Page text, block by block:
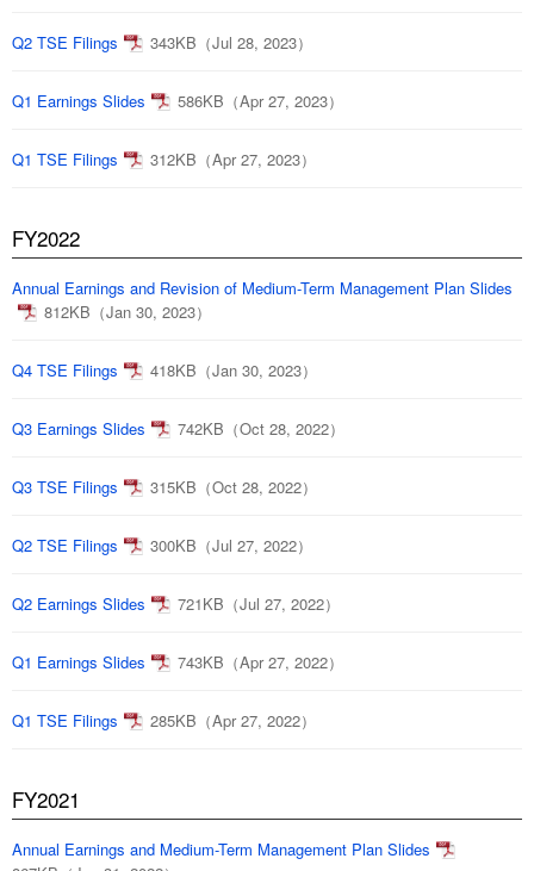
Q2 TSE Filings 343KB（Jul 28, 2023）
Q1 Earnings Slides 586KB（Apr 27, 2023）
Q1 TSE Filings 312KB（Apr 27, 2023）
FY2022
Annual Earnings and Revision of Medium-Term Management Plan Slides
812KB（Jan 30, 2023）
Q4 TSE Filings 418KB（Jan 30, 2023）
Q3 Earnings Slides 742KB（Oct 28, 2022）
Q3 TSE Filings 315KB（Oct 28, 2022）
Q2 TSE Filings 300KB（Jul 27, 2022）
Q2 Earnings Slides 721KB（Jul 27, 2022）
Q1 Earnings Slides 743KB（Apr 27, 2022）
Q1 TSE Filings 285KB（Apr 27, 2022）
FY2021
Annual Earnings and Medium-Term Management Plan Slides